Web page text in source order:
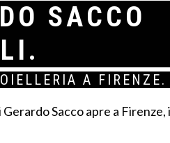
SACCO
A FIRENZE.
Sacco apre a Firenze,